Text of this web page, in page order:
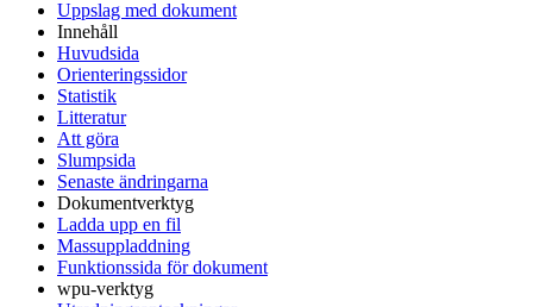
Uppslag med dokument
Innehåll
Huvudsida
Orienteringssidor
Statistik
Litteratur
Att göra
Slumpsida
Senaste ändringarna
Dokumentverktyg
Ladda upp en fil
Massuppladdning
Funktionssida för dokument
wpu-verktyg